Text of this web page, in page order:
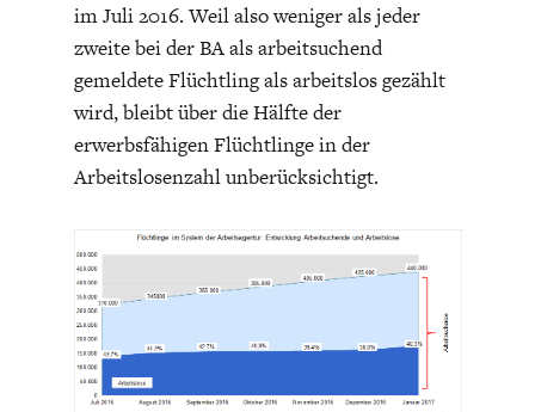
CIRCULAR ECONOMY
ENTWICKLUNGSPOLITIK
im Juli 2016. Weil also weniger als jeder
zweite bei der BA als arbeitsuchend
gemeldete Flüchtling als arbeitslos gezählt
wird, bleibt über die Hälfte der
erwerbsfähigen Flüchtlinge in der
Arbeitslosenzahl unberücksichtigt.